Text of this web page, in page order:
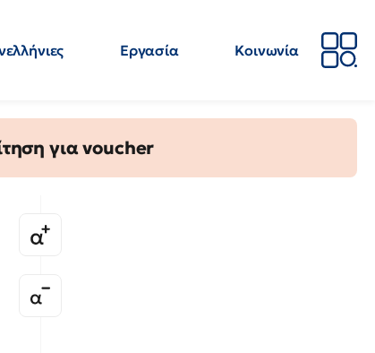
Εργασία
Κοινωνία
για voucher